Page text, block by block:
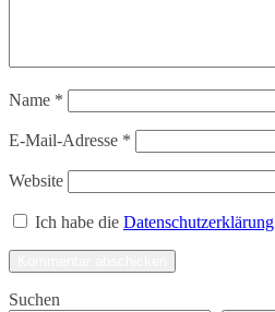
Name *
E-Mail-Adresse *
Website
Ich habe die Datenschutzerklärung
Suchen